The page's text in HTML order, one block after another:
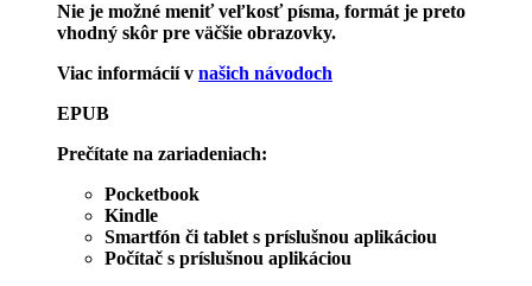
Nie je možné meniť veľkosť písma, formát je preto
vhodný skôr pre väčšie obrazovky.
Viac informácií v našich návodoch
EPUB
Prečítate na zariadeniach:
Pocketbook
Kindle
Smartfón či tablet s príslušnou aplikáciou
Počítač s príslušnou aplikáciou